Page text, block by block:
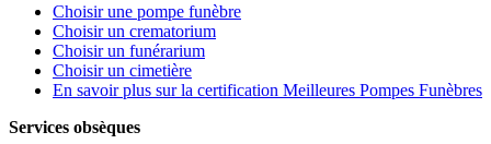
Choisir une pompe funèbre
Choisir un crematorium
Choisir un funérarium
Choisir un cimetière
En savoir plus sur la certification Meilleures Pompes Funèbres
Services obsèques